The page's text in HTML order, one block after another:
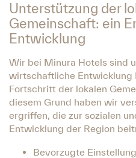
Unterstützung der
Gemeinschaft: ein
Entwicklung
Wir bei Minura Hotels sind
wirtschaftliche Entwicklung
Fortschritt der lokalen
diesem Grund haben wir
ergriffen, die zur sozialen
Entwicklung der Region
Bevorzugte